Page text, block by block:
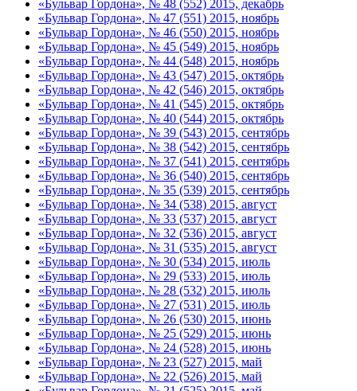
«Бульвар Гордона», № 48 (552) 2015, декабрь
«Бульвар Гордона», № 47 (551) 2015, ноябрь
«Бульвар Гордона», № 46 (550) 2015, ноябрь
«Бульвар Гордона», № 45 (549) 2015, ноябрь
«Бульвар Гордона», № 44 (548) 2015, ноябрь
«Бульвар Гордона», № 43 (547) 2015, октябрь
«Бульвар Гордона», № 42 (546) 2015, октябрь
«Бульвар Гордона», № 41 (545) 2015, октябрь
«Бульвар Гордона», № 40 (544) 2015, октябрь
«Бульвар Гордона», № 39 (543) 2015, сентябрь
«Бульвар Гордона», № 38 (542) 2015, сентябрь
«Бульвар Гордона», № 37 (541) 2015, сентябрь
«Бульвар Гордона», № 36 (540) 2015, сентябрь
«Бульвар Гордона», № 35 (539) 2015, сентябрь
«Бульвар Гордона», № 34 (538) 2015, август
«Бульвар Гордона», № 33 (537) 2015, август
«Бульвар Гордона», № 32 (536) 2015, август
«Бульвар Гордона», № 31 (535) 2015, август
«Бульвар Гордона», № 30 (534) 2015, июль
«Бульвар Гордона», № 29 (533) 2015, июль
«Бульвар Гордона», № 28 (532) 2015, июль
«Бульвар Гордона», № 27 (531) 2015, июль
«Бульвар Гордона», № 26 (530) 2015, июнь
«Бульвар Гордона», № 25 (529) 2015, июнь
«Бульвар Гордона», № 24 (528) 2015, июнь
«Бульвар Гордона», № 23 (527) 2015, май
«Бульвар Гордона», № 22 (526) 2015, май